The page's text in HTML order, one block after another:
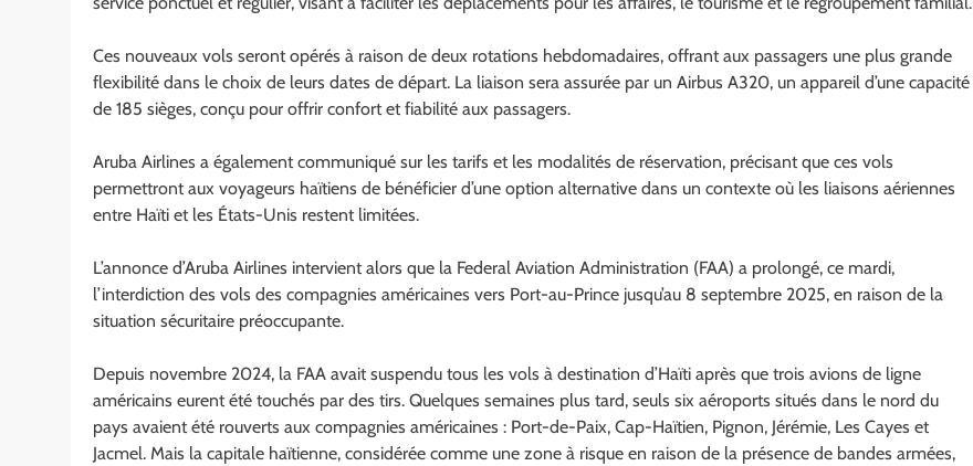
Ces nouveaux vols seront opérés à raison de deux rotations hebdomadaires, offrant aux passagers une plus grande
flexibilité dans le choix de leurs dates de départ. La liaison sera assurée par un Airbus A320, un appareil d’une capacité
de 185 sièges, conçu pour offrir confort et fiabilité aux passagers.
Aruba Airlines a également communiqué sur les tarifs et les modalités de réservation, précisant que ces vols
permettront aux voyageurs haïtiens de bénéficier d’une option alternative dans un contexte où les liaisons aériennes
entre Haïti et les États-Unis restent limitées.
L’annonce d’Aruba Airlines intervient alors que la Federal Aviation Administration (FAA) a prolongé, ce mardi,
l’interdiction des vols des compagnies américaines vers Port-au-Prince jusqu’au 8 septembre 2025, en raison de la
situation sécuritaire préoccupante.
Depuis novembre 2024, la FAA avait suspendu tous les vols à destination d’Haïti après que trois avions de ligne
américains eurent été touchés par des tirs. Quelques semaines plus tard, seuls six aéroports situés dans le nord du
pays avaient été rouverts aux compagnies américaines : Port-de-Paix, Cap-Haïtien, Pignon, Jérémie, Les Cayes et
Jacmel. Mais la capitale haïtienne, considérée comme une zone à risque en raison de la présence de bandes armées,